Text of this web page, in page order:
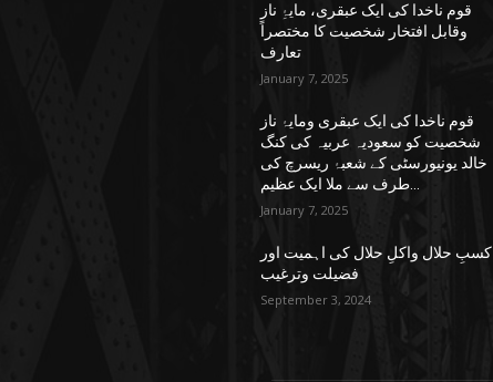
قوم ناخدا کی ایک عبقری، مایۂِ ناز
وقابل افتخار شخصیت کا مختصراً
تعارف
January 7, 2025
قوم ناخدا کی ایک عبقری ومایۂ ناز
شخصیت کو سعودیہ عربیہ کی کنگ
خالد یونیورسٹی کے شعبۂ ریسرچ کی
January 7, 2025
کسبِ حلال واکلِ حلال کی اہمیت اور
فضیلت وترغیب
September 3, 2024